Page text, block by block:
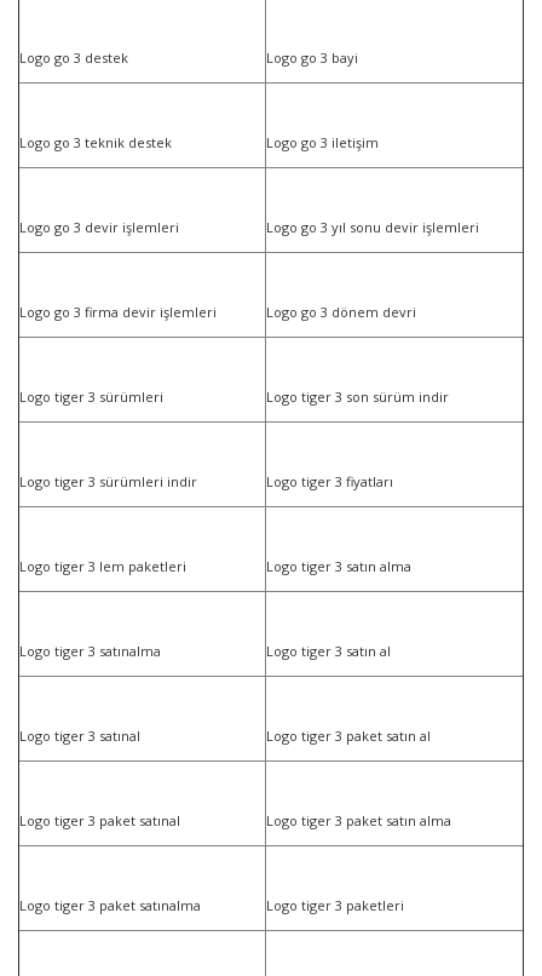
Logo go 3 destek Logo go 3 bayi
Logo go 3 teknik destek Logo go 3 iletişim
Logo go 3 devir işlemleri Logo go 3 yıl sonu devir işlemleri
Logo go 3 firma devir işlemleri Logo go 3 dönem devri
Logo tiger 3 sürümleri Logo tiger 3 son sürüm indir
Logo tiger 3 sürümleri indir Logo tiger 3 fiyatları
Logo tiger 3 lem paketleri Logo tiger 3 satın alma
Logo tiger 3 satınalma Logo tiger 3 satın al
Logo tiger 3 satınal Logo tiger 3 paket satın al
Logo tiger 3 paket satınal Logo tiger 3 paket satın alma
Logo tiger 3 paket satınalma Logo tiger 3 paketleri